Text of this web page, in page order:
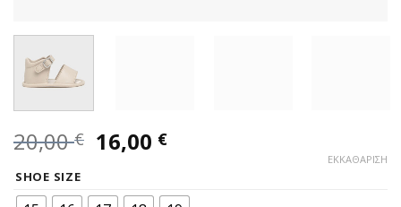
20,00€ Original
price
16,00 €Η
SHOE SIZE
ΕΚΚΑΘΆΡΙΣΗ